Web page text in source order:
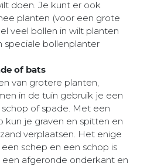
doen. Je kunt er ook
planten (voor een grote
veel bollen in wilt planten
speciale bollenplanter
of bats
van grotere planten,
in de tuin gebruik je een
of spade. Met een
kun je graven en spitten en
verplaatsen. Het enige
schep en een schop is
afgeronde onderkant en